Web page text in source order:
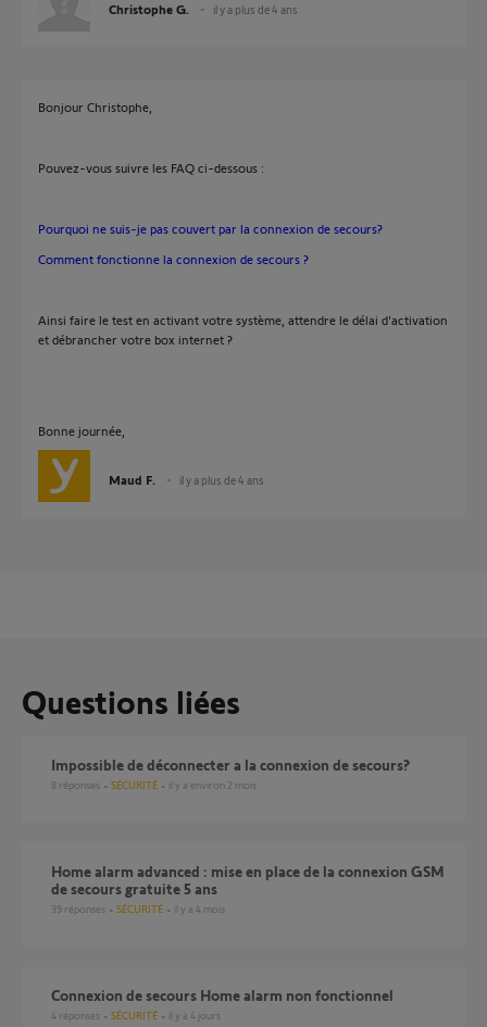
Christophe G. il y a plus de 4 ans
Bonjour Christophe,
Pouvez-vous suivre les FAQ ci-dessous :
Pourquoi ne suis-je pas couvert par la connexion de secours?
Comment fonctionne la connexion de secours ?
Ainsi faire le test en activant votre système, attendre le délai d'activation
et débrancher votre box internet ?
Bonne journée,
Maud F. il y a plus de 4 ans
Questions liées
Impossible de déconnecter a la connexion de secours?
8 réponses SÉCURITÉ il y a environ 2 mois
Home alarm advanced : mise en place de la connexion GSM
de secours gratuite 5 ans
39 réponses SÉCURITÉ il y a 4 mois
Connexion de secours Home alarm non fonctionnel
4 réponses SÉCURITÉ il y a 4 jours